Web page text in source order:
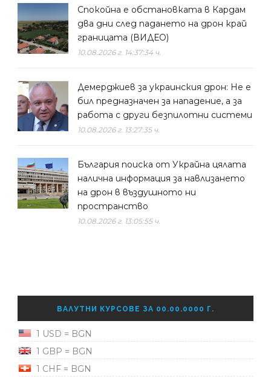
Спокойна е обстановката в Кардам
два дни след падането на дрон край
границата (ВИДЕО)
10.08.2026 г. 14:37:34 ч.
Демерджиев за украинския дрон: Не е
бил предназначен за нападение, а за
работа с други безпилотни системи
10.08.2026 г. 13:27:35 ч.
България поиска от Украйна цялата
налична информация за навлизането
на дрон в въздушното ни
пространство
10.08.2026 г. 13:05:55 ч.
ВАЛУТНИ КУРСОВЕ ЗА 00.00.0000 Г.
1 USD = BGN
1 GBP = BGN
1 CHF = BGN